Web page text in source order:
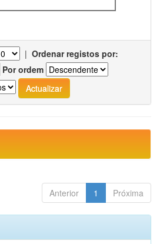
| Ordenar registos por:
Por ordem
Anterior 1 Próxima